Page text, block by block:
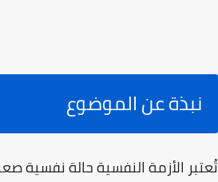
نبذة عن الموضوع
تُعتبر الأزمة النفسية حالة نفسية